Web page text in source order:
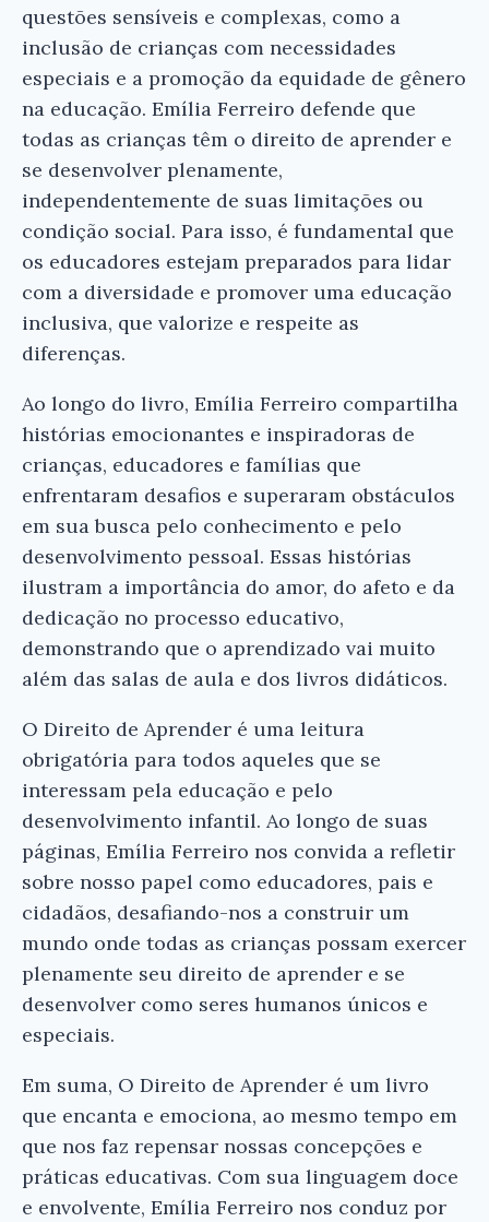
questões sensíveis e complexas, como a
inclusão de crianças com necessidades
especiais e a promoção da equidade de gênero
na educação. Emília Ferreiro defende que
todas as crianças têm o direito de aprender e
se desenvolver plenamente,
independentemente de suas limitações ou
condição social. Para isso, é fundamental que
os educadores estejam preparados para lidar
com a diversidade e promover uma educação
inclusiva, que valorize e respeite as
diferenças.
Ao longo do livro, Emília Ferreiro compartilha
histórias emocionantes e inspiradoras de
crianças, educadores e famílias que
enfrentaram desafios e superaram obstáculos
em sua busca pelo conhecimento e pelo
desenvolvimento pessoal. Essas histórias
ilustram a importância do amor, do afeto e da
dedicação no processo educativo,
demonstrando que o aprendizado vai muito
além das salas de aula e dos livros didáticos.
O Direito de Aprender é uma leitura
obrigatória para todos aqueles que se
interessam pela educação e pelo
desenvolvimento infantil. Ao longo de suas
páginas, Emília Ferreiro nos convida a refletir
sobre nosso papel como educadores, pais e
cidadãos, desafiando-nos a construir um
mundo onde todas as crianças possam exercer
plenamente seu direito de aprender e se
desenvolver como seres humanos únicos e
especiais.
Em suma, O Direito de Aprender é um livro
que encanta e emociona, ao mesmo tempo em
que nos faz repensar nossas concepções e
práticas educativas. Com sua linguagem doce
e envolvente, Emília Ferreiro nos conduz por